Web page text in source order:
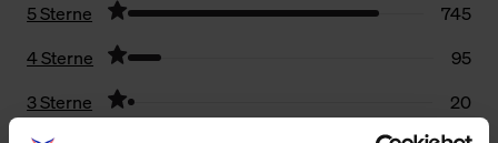
5 Sterne
745
4 Sterne
95
3 Sterne
20